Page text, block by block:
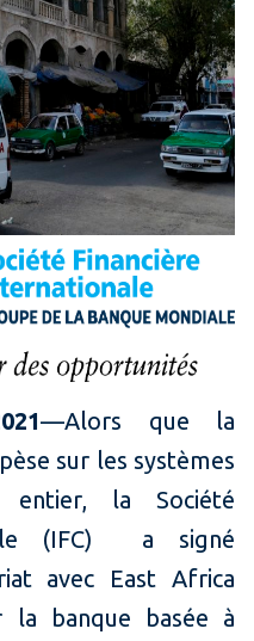
—Alors que la
sur les systèmes
entier, la Société
(IFC) a signé
avec East Africa
la banque basée à